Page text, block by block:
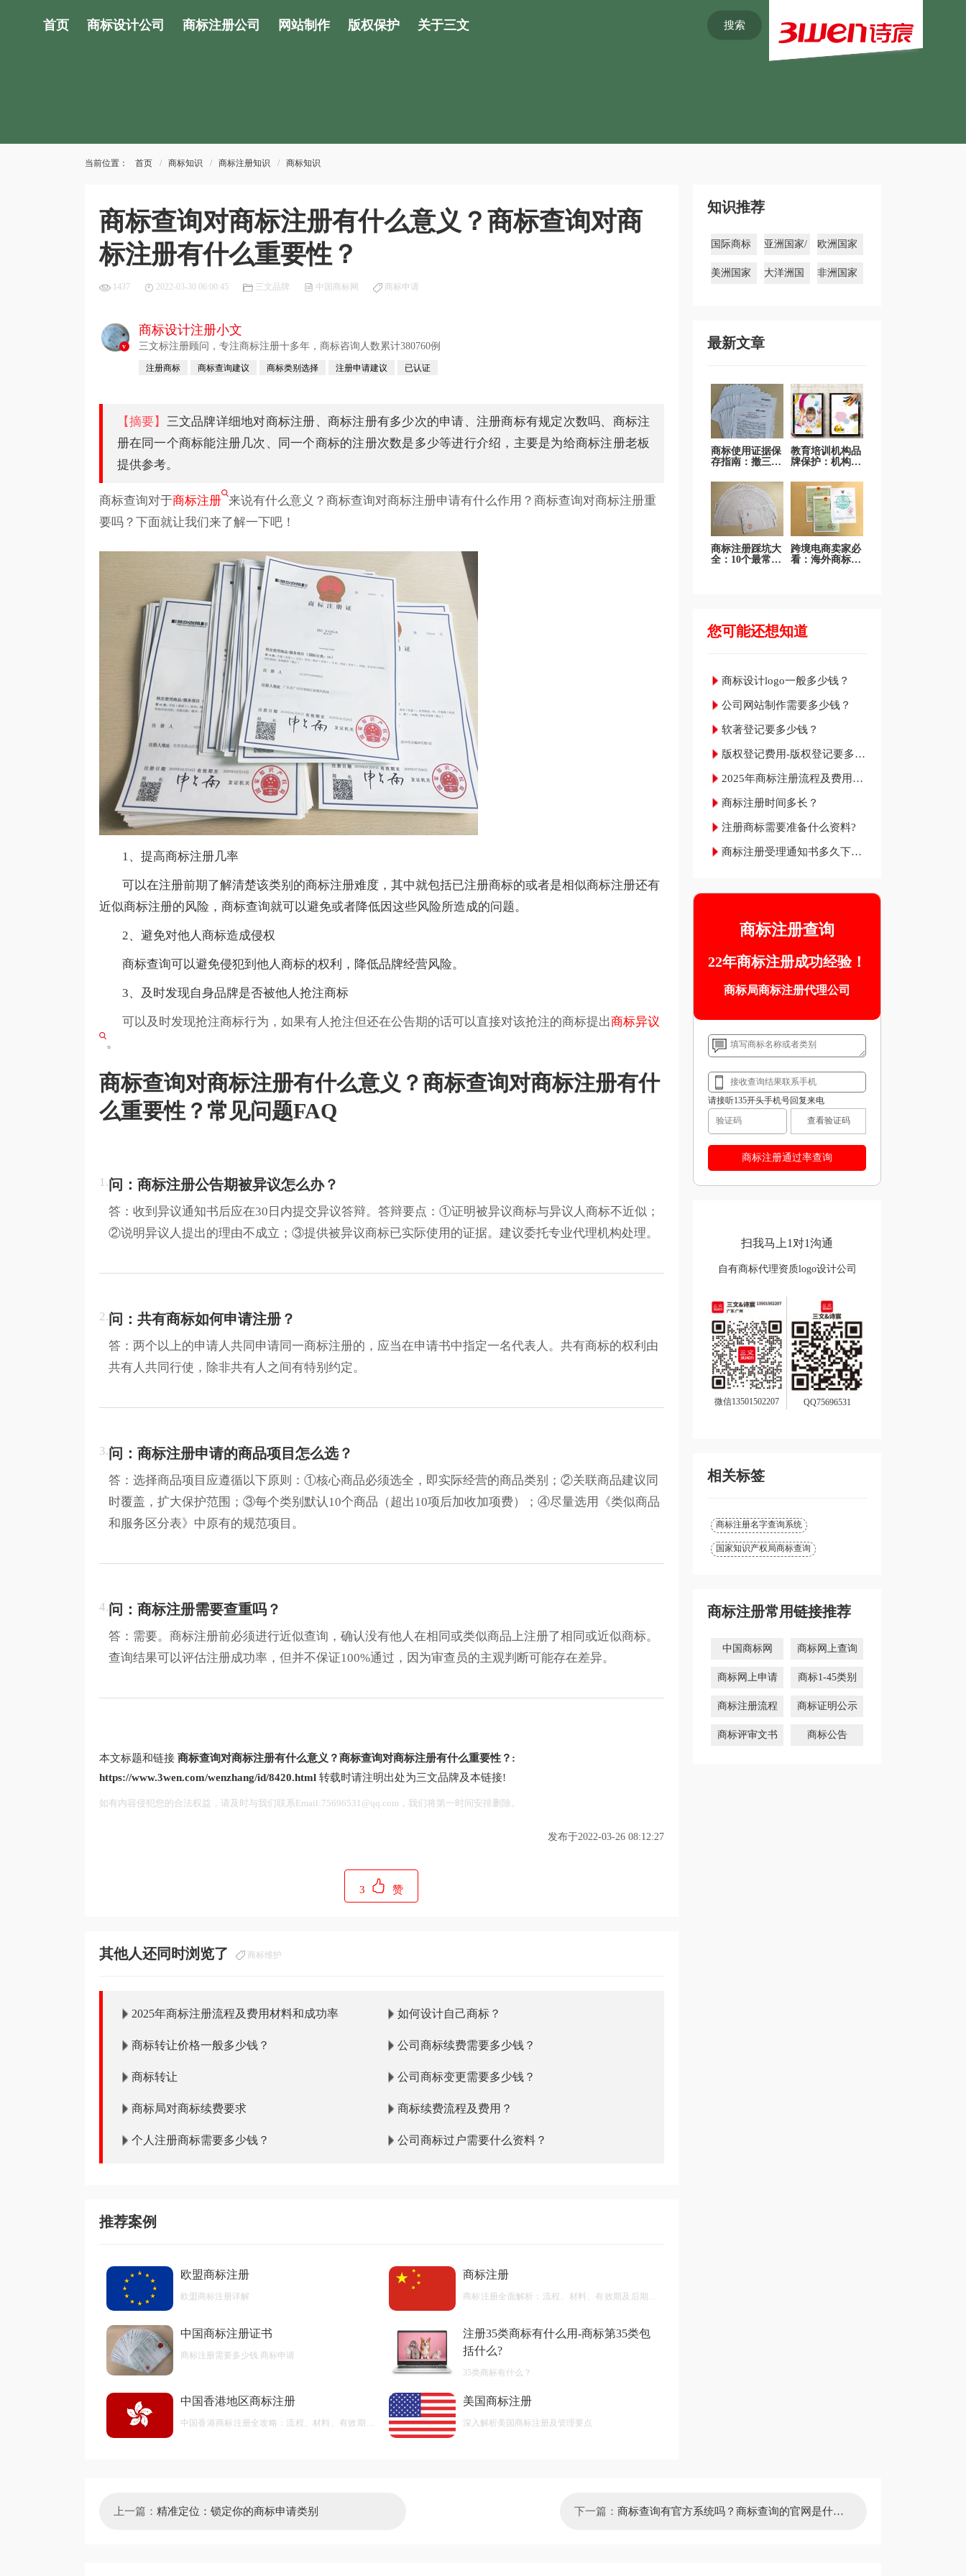
首页 商标设计公司 商标注册公司 网站制作 版权保护 关于三文 搜索
当前位置： 首页 商标知识 商标注册知识 商标知识
商标查询对商标注册有什么意义？商标查询对商
标注册有什么重要性？
1437 2022-03-30 06:00:45 三文品牌 中国商标网 商标申请
v
商标设计注册小文
三文标注册顾问，专注商标注册十多年，商标咨询人数累计380760例
注册商标 商标查询建议 商标类别选择 注册申请建议 已认证
【摘要】 三文品牌详细地对商标注册、商标注册有多少次的申请、注册商标有规定次数吗、商标注
册在同一个商标能注册几次、同一个商标的注册次数是多少等进行介绍，主要是为给商标注册老板
提供参考。
商标查询对于商标注册 来说有什么意义？商标查询对商标注册申请有什么作用？商标查询对商标注册重
要吗？下面就让我们来了解一下吧！
1、提高商标注册几率
可以在注册前期了解清楚该类别的商标注册难度，其中就包括已注册商标的或者是相似商标注册还有
近似商标注册的风险，商标查询就可以避免或者降低因这些风险所造成的问题。
2、避免对他人商标造成侵权
商标查询可以避免侵犯到他人商标的权利，降低品牌经营风险。
3、及时发现自身品牌是否被他人抢注商标
可以及时发现抢注商标行为，如果有人抢注但还在公告期的话可以直接对该抢注的商标提出商标异议
。
商标查询对商标注册有什么意义？商标查询对商标注册有什
么重要性？常见问题FAQ
1.问：商标注册公告期被异议怎么办？
答：收到异议通知书后应在30日内提交异议答辩。答辩要点：①证明被异议商标与异议人商标不近似；
②说明异议人提出的理由不成立；③提供被异议商标已实际使用的证据。建议委托专业代理机构处理。
2.问：共有商标如何申请注册？
答：两个以上的申请人共同申请同一商标注册的，应当在申请书中指定一名代表人。共有商标的权利由
共有人共同行使，除非共有人之间有特别约定。
3.问：商标注册申请的商品项目怎么选？
答：选择商品项目应遵循以下原则：①核心商品必须选全，即实际经营的商品类别；②关联商品建议同
时覆盖，扩大保护范围；③每个类别默认10个商品（超出10项后加收加项费）；④尽量选用《类似商品
和服务区分表》中原有的规范项目。
4.问：商标注册需要查重吗？
答：需要。商标注册前必须进行近似查询，确认没有他人在相同或类似商品上注册了相同或近似商标。
查询结果可以评估注册成功率，但并不保证100%通过，因为审查员的主观判断可能存在差异。
本文标题和链接 商标查询对商标注册有什么意义？商标查询对商标注册有什么重要性？:
https://www.3wen.com/wenzhang/id/8420.html转载时请注明出处为三文品牌及本链接!
如有内容侵犯您的合法权益，请及时与我们联系Email:75696531@qq.com，我们将第一时间安排删除。
发布于2022-03-26 08:12:27
3 赞
其他人还同时浏览了 商标维护
2025年商标注册流程及费用材料和成功率 如何设计自己商标？
商标转让价格一般多少钱？ 公司商标续费需要多少钱？
商标转让 公司商标变更需要多少钱？
商标局对商标续费要求 商标续费流程及费用？
个人注册商标需要多少钱？ 公司商标过户需要什么资料？
推荐案例
欧盟商标注册
欧盟商标注册详解
商标注册
商标注册全面解析：流程、材料、有效期及后期维
中国商标注册证书
商标注册需要多少钱 商标申请
注册35类商标有什么用-商标第35类包
括什么?
35类商标有什么？
中国香港地区商标注册
中国香港商标注册全攻略：流程、材料、有效期及
美国商标注册
深入解析美国商标注册及管理要点
知识推荐
国际商标
注册
亚洲国家/
地区商标
欧洲国家
商标
美洲国家
大洋洲国
非洲国家
最新文章
商标使用证据保
存指南：撤三答
教育培训机构品
牌保护：机构名
吉祥物商标全面
保护
商标注册踩坑大
全：10个最常见
跨境电商卖家必
看：海外商标注
您可能还想知道
商标设计logo一般多少钱？
公司网站制作需要多少钱？
软著登记要多少钱？
版权登记费用-版权登记要多少
2025年商标注册流程及费用材
商标注册时间多长？
注册商标需要准备什么资料?
商标注册受理通知书多久下
商标注册查询
22年商标注册成功经验！
商标局商标注册代理公司
请接听135开头手机号回复来电
查看验证码
扫我马上1对1沟通
自有商标代理资质logo设计公司
微信13501502207 QQ75696531
相关标签
商标注册名字查询系统
国家知识产权局商标查询
商标注册常用链接推荐
中国商标网 商标网上查询
商标网上申请 商标1-45类别
商标注册流程 商标证明公示
商标评审文书 商标公告
上一篇： 精准定位：锁定你的商标申请类别 下一篇： 商标查询有官方系统吗？商标查询的官网是什